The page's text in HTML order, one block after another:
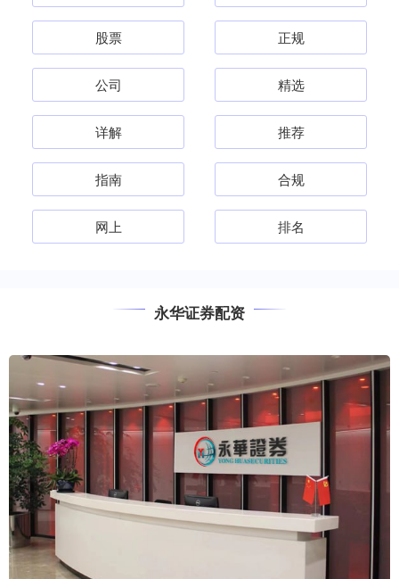
股票 正规
公司 精选
详解 推荐
指南 合规
网上 排名
永华证券配资